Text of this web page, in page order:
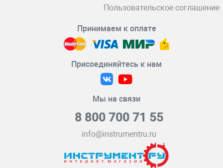
Пользовательское соглашение
Принимаем к оплате
Присоединяйтесь к нам
Мы на связи
8 800 700 71 55
info@instrumentru.ru